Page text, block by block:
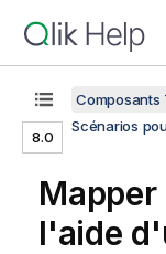
8.0
Composants
Scénarios
Mapper
l'aide